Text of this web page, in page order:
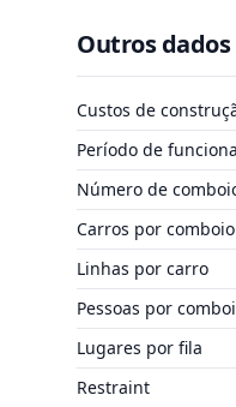
Outros dados
Custos de
Período de
Número de
Carros por comboio
Linhas por carro
Pessoas por
Lugares por fila
Restraint